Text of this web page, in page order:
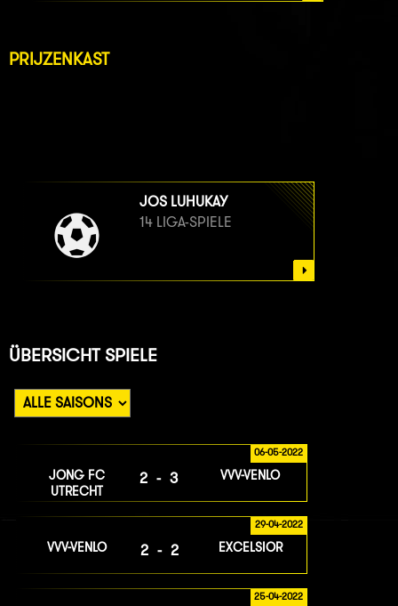
PRIJZENKAST
JOS LUHUKAY
14 LIGA-SPIELE
ÜBERSICHT SPIELE
06-05-2022
JONG FC
UTRECHT
2-3 VVV-VENLO
29-04-2022
VVV-VENLO 2-2 EXCELSIOR
25-04-2022